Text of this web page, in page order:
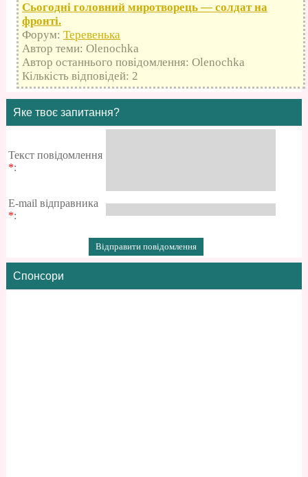
Сьогодні головний миротворець — солдат на
фронті.
Форум: Теревенька
Автор теми: Olenochka
Автор останнього повідомлення: Olenochka
Кількість відповідей: 2
Яке твоє запитання?
Текст повідомлення
*:
E-mail відправника
*:
Спонсори